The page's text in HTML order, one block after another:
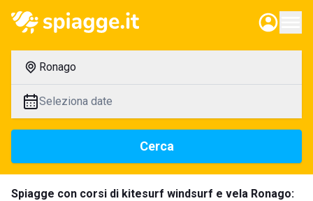
Ronago
Seleziona date
Cerca
Spiagge con corsi di kitesurf windsurf e vela Ronago: